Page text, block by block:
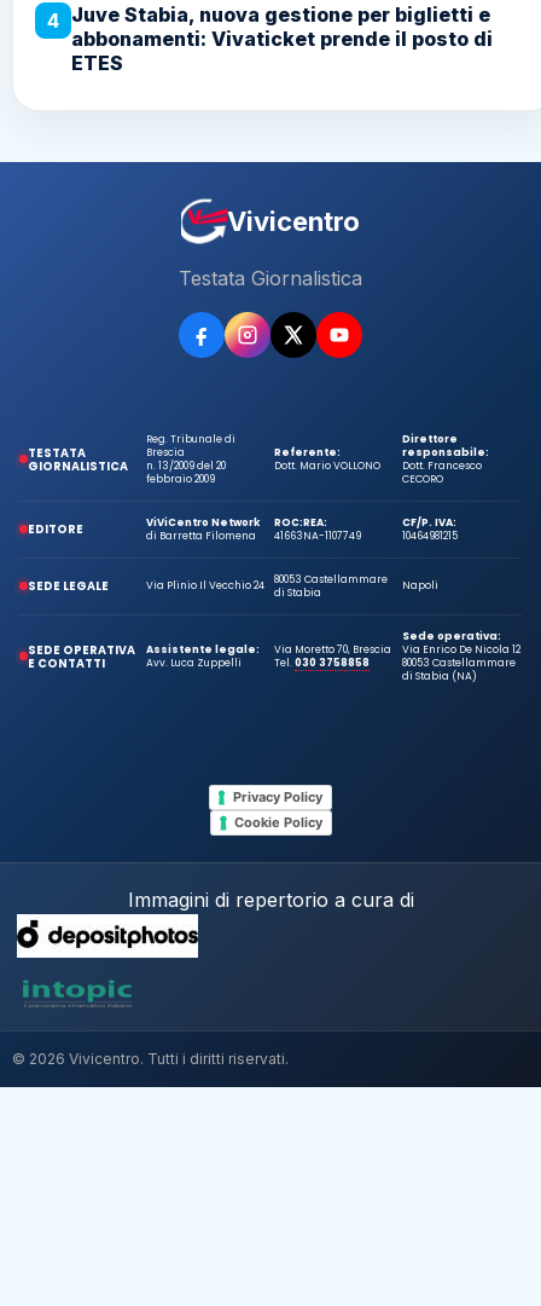
4 Juve Stabia, nuova gestione per biglietti e
abbonamenti: Vivaticket prende il posto di
ETES
Vivicentro
Testata Giornalistica
TESTATA
GIORNALISTICA
Reg. Tribunale di
Brescia
n. 13/2009 del 20
febbraio 2009
Referente:
Dott. Mario VOLLONO
Direttore
responsabile:
Dott. Francesco
CECORO
EDITORE
ViViCentro Network
di Barretta Filomena
ROC:
41663
REA:
NA-1107749
CF/P. IVA:
10464981215
SEDE LEGALE Via Plinio Il Vecchio 24
80053 Castellammare
di Stabia
Napoli
SEDE OPERATIVA
E CONTATTI
Assistente legale:
Avv. Luca Zuppelli
Via Moretto 70, Brescia
Tel.030 3758858
Sede operativa:
Via Enrico De Nicola 12
80053 Castellammare
di Stabia (NA)
Privacy Policy
Cookie Policy
Immagini di repertorio a cura di
© 2026 Vivicentro. Tutti i diritti riservati.